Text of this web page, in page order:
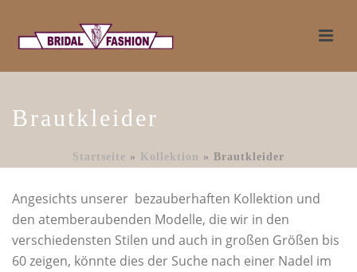
Brautkleider
Startseite » Kollektion » Brautkleider
Angesichts unserer bezauberhaften Kollektion und
den atemberaubenden Modelle, die wir in den
verschiedensten Stilen und auch in großen Größen bis
60 zeigen, könnte dies der Suche nach einer Nadel im